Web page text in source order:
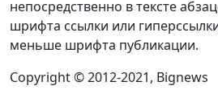
непосредственно в тексте
шрифта ссылки или
меньше шрифта публикации.
Copyright © 2012-2021, Bignews